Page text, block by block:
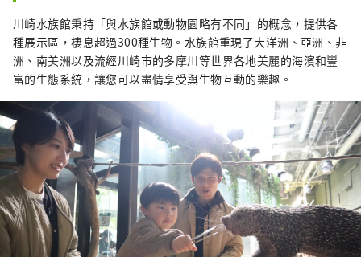
氣前衛藝術家岡本太郎的博物館。春天還可以
欣賞櫻花。 ◇川崎市藤子·F·不二雄博物館
館內展示著深受世界各地、尤其是亞洲地區喜
愛的漫畫《多啦 A 夢》的作者藤子·F·不二雄
的原畫以及藤子·F·不二雄曾經使用過的桌
子。設施內還設有真人大小的商品，並允許遊
客品嚐故事中的食物，讓人能夠沉浸在作品的
世界中。 ◇ 川崎山王節 這是川崎地區最大的節
日，每年八月在稻毛神社舉行，亮點是大型神
轎遊行。 ◇金馬拉節 金山神社的節慶是在四月
第一個星期日舉行的。人們會抬著形狀像陰莖
的便攜式神轎參加祭祀，該節日以祈求生育和
找到伴侶而聞名，吸引了許多外國遊客。
川崎水族館秉持「與水族館或動物園略有不同」的概念，提供各
種展示區，棲息超過300種生物。水族館重現了大洋洲、亞洲、非
洲、南美洲以及流經川崎市的多摩川等世界各地美麗的海濱和豐
富的生態系統，讓您可以盡情享受與生物互動的樂趣。